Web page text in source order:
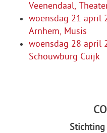
Veenendaal,
woensdag 21 april
Arnhem, Musis
woensdag 28 april
Schouwburg Cuijk